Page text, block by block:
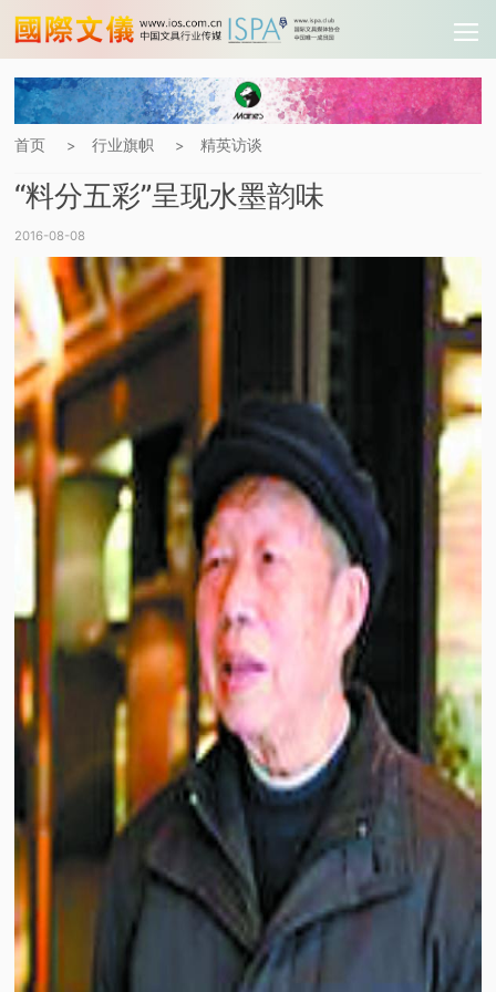
首页 > 行业旗帜 > 精英访谈
“料分五彩”呈现水墨韵味
2016-08-08